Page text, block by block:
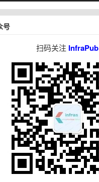
号
扫码关注 InfraPub